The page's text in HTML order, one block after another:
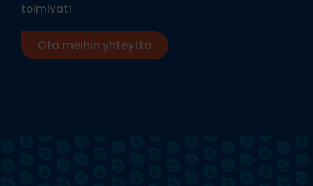
toimivat!
Ota meihin yhteyttä